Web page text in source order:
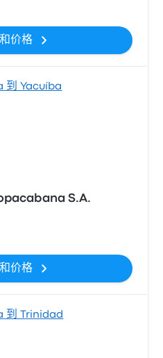
价格
到 Yacuíba
S.A.
价格
到 Trinidad